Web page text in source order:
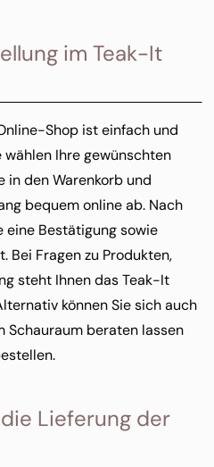
im Teak-It
Shop ist einfach und
Ihre gewünschten
in den Warenkorb und
bequem online ab. Nach
eine Bestätigung sowie
Bei Fragen zu Produkten,
steht Ihnen das Teak-It
können Sie sich auch
Schauraum beraten lassen
Lieferung der